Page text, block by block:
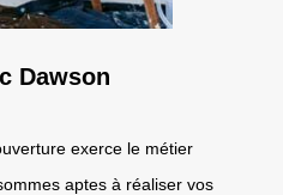
Dawson
exerce le métier
aptes à réaliser vos